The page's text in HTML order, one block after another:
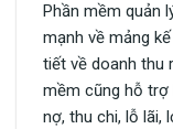
Phần mềm quản
mạnh về mảng
tiết về doanh thu
mềm cũng hỗ trợ
nợ, thu chi, lỗ lãi,